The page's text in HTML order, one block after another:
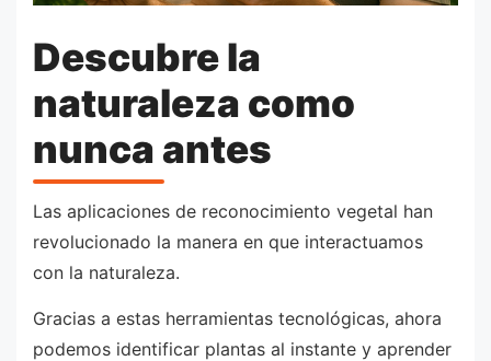
Descubre la
naturaleza como
nunca antes
Las aplicaciones de reconocimiento vegetal han
revolucionado la manera en que interactuamos
con la naturaleza.
Gracias a estas herramientas tecnológicas, ahora
podemos identificar plantas al instante y aprender